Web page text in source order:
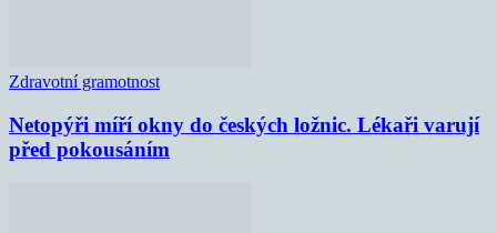
Zdravotní gramotnost
Netopýři míří okny do českých ložnic. Lékaři varují
před pokousáním